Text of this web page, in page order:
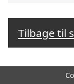
Tilbage til